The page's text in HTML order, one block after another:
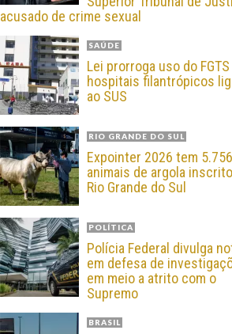
acusado de crime sexual
SAÚDE
Lei prorroga uso do
hospitais filantrópicos
ao SUS
RIO GRANDE DO SUL
Expointer 2026 tem 5.756
animais de argola
Rio Grande do Sul
POLÍTICA
Polícia Federal divulga
em defesa de
em meio a atrito com o
Supremo
BRASIL